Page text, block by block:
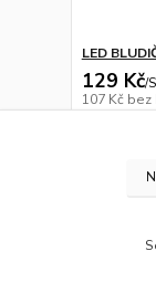
LED
129 Kč/
107 Kč bez